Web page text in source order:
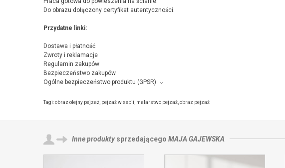
Do obrazu dołączony certyfikat autentyczności.
Przydatne linki:
Dostawa i płatność
Zwroty i reklamacje
Regulamin zakupów
Bezpieczeństwo zakupów
Ogólne bezpieczeństwo produktu (GPSR)
Pracownia Artystyczna - Maja Gajewska, ul. Czarnego bzu 6, 55-003 Chrząstawa Wielka,
Tagi:obraz olejny pejzaż pejzaż w sepii malarstwo pejzaż obraz pejzaż
Inne produktysprzedającego MAJA GAJEWSKA